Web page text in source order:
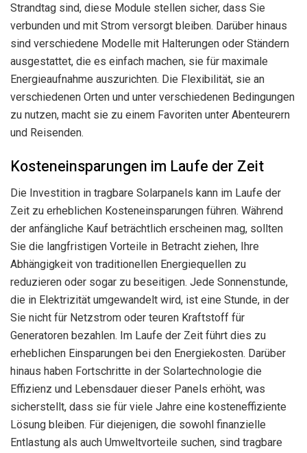
Strandtag sind, diese Module stellen sicher, dass Sie
verbunden und mit Strom versorgt bleiben. Darüber hinaus
sind verschiedene Modelle mit Halterungen oder Ständern
ausgestattet, die es einfach machen, sie für maximale
Energieaufnahme auszurichten. Die Flexibilität, sie an
verschiedenen Orten und unter verschiedenen Bedingungen
zu nutzen, macht sie zu einem Favoriten unter Abenteurern
und Reisenden.
Kosteneinsparungen im Laufe der Zeit
Die Investition in tragbare Solarpanels kann im Laufe der
Zeit zu erheblichen Kosteneinsparungen führen. Während
der anfängliche Kauf beträchtlich erscheinen mag, sollten
Sie die langfristigen Vorteile in Betracht ziehen, Ihre
Abhängigkeit von traditionellen Energiequellen zu
reduzieren oder sogar zu beseitigen. Jede Sonnenstunde,
die in Elektrizität umgewandelt wird, ist eine Stunde, in der
Sie nicht für Netzstrom oder teuren Kraftstoff für
Generatoren bezahlen. Im Laufe der Zeit führt dies zu
erheblichen Einsparungen bei den Energiekosten. Darüber
hinaus haben Fortschritte in der Solartechnologie die
Effizienz und Lebensdauer dieser Panels erhöht, was
sicherstellt, dass sie für viele Jahre eine kosteneffiziente
Lösung bleiben. Für diejenigen, die sowohl finanzielle
Entlastung als auch Umweltvorteile suchen, sind tragbare